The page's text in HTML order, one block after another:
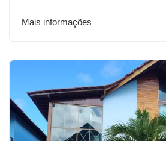
Mais informações